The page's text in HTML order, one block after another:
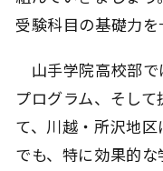
受験科目の基礎力を
山手学院高校部で
プログラム、そし
て、川越・所沢地
でも、特に効果的な